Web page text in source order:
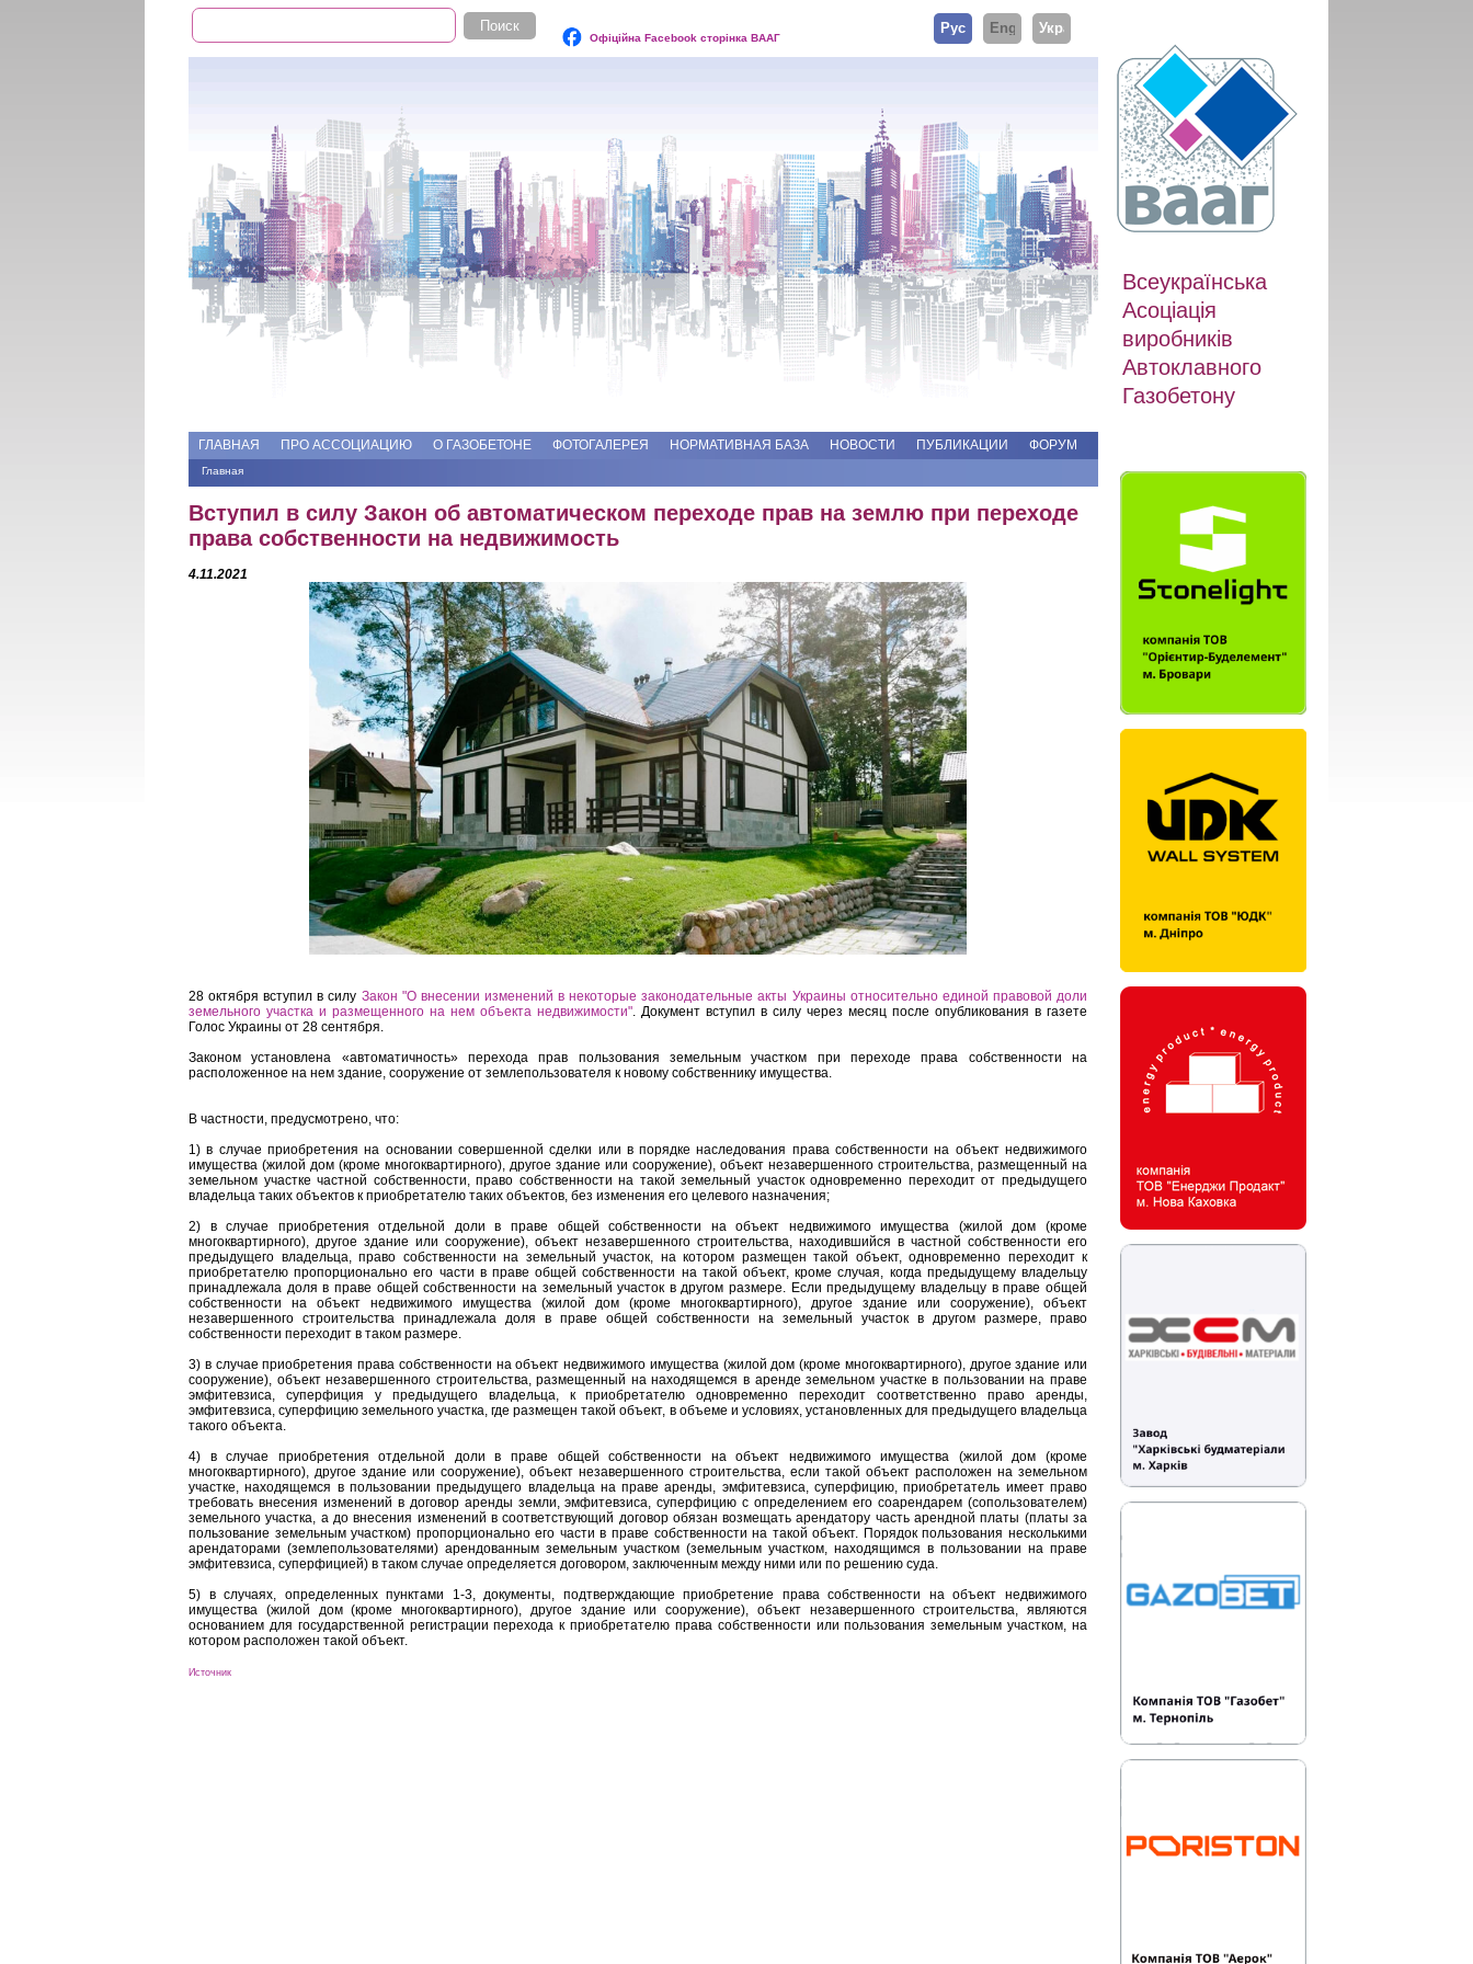
Форма поиска
Поиск
Офіційна Facebook сторінка ВААГ
РусскийEnglishУкраїнська
Всеукраїнська
Асоціація
виробників
Автоклавного
Газобетону
ГЛАВНАЯ ПРО АССОЦИАЦИЮ О ГАЗОБЕТОНЕ ФОТОГАЛЕРЕЯ НОРМАТИВНАЯ БАЗА НОВОСТИ ПУБЛИКАЦИИ ФОРУМ
Вы здесь
Главная
Вступил в силу Закон об автоматическом переходе прав на землю при переходе
права собственности на недвижимость
4.11.2021
28 октября вступил в силу Закон "О внесении изменений в некоторые законодательные акты Украины относительно единой правовой доли
земельного участка и размещенного на нем объекта недвижимости" . Документ вступил в силу через месяц после опубликования в газете
Голос Украины от 28 сентября.
Законом установлена ​​«автоматичность» перехода прав пользования земельным участком при переходе права собственности на
расположенное на нем здание, сооружение от землепользователя к новому собственнику имущества.
В частности, предусмотрено, что:
1) в случае приобретения на основании совершенной сделки или в порядке наследования права собственности на объект недвижимого
имущества (жилой дом (кроме многоквартирного), другое здание или сооружение), объект незавершенного строительства, размещенный на
земельном участке частной собственности, право собственности на такой земельный участок одновременно переходит от предыдущего
владельца таких объектов к приобретателю таких объектов, без изменения его целевого назначения;
2) в случае приобретения отдельной доли в праве общей собственности на объект недвижимого имущества (жилой дом (кроме
многоквартирного), другое здание или сооружение), объект незавершенного строительства, находившийся в частной собственности его
предыдущего владельца, право собственности на земельный участок, на котором размещен такой объект, одновременно переходит к
приобретателю пропорционально его части в праве общей собственности на такой объект, кроме случая, когда предыдущему владельцу
принадлежала доля в праве общей собственности на земельный участок в другом размере. Если предыдущему владельцу в праве общей
собственности на объект недвижимого имущества (жилой дом (кроме многоквартирного), другое здание или сооружение), объект
незавершенного строительства принадлежала доля в праве общей собственности на земельный участок в другом размере, право
собственности переходит в таком размере.
3) в случае приобретения права собственности на объект недвижимого имущества (жилой дом (кроме многоквартирного), другое здание или
сооружение), объект незавершенного строительства, размещенный на находящемся в аренде земельном участке в пользовании на праве
эмфитевзиса, суперфиция у предыдущего владельца, к приобретателю одновременно переходит соответственно право аренды,
эмфитевзиса, суперфицию земельного участка, где размещен такой объект, в объеме и условиях, установленных для предыдущего владельца
такого объекта.
4) в случае приобретения отдельной доли в праве общей собственности на объект недвижимого имущества (жилой дом (кроме
многоквартирного), другое здание или сооружение), объект незавершенного строительства, если такой объект расположен на земельном
участке, находящемся в пользовании предыдущего владельца на праве аренды, эмфитевзиса, суперфицию, приобретатель имеет право
требовать внесения изменений в договор аренды земли, эмфитевзиса, суперфицию с определением его соарендарем (сопользователем)
земельного участка, а до внесения изменений в соответствующий договор обязан возмещать арендатору часть арендной платы (платы за
пользование земельным участком) пропорционально его части в праве собственности на такой объект. Порядок пользования несколькими
арендаторами (землепользователями) арендованным земельным участком (земельным участком, находящимся в пользовании на праве
эмфитевзиса, суперфицией) в таком случае определяется договором, заключенным между ними или по решению суда.
5) в случаях, определенных пунктами 1-3, документы, подтверждающие приобретение права собственности на объект недвижимого
имущества (жилой дом (кроме многоквартирного), другое здание или сооружение), объект незавершенного строительства, являются
основанием для государственной регистрации перехода к приобретателю права собственности или пользования земельным участком, на
котором расположен такой объект.
Источник